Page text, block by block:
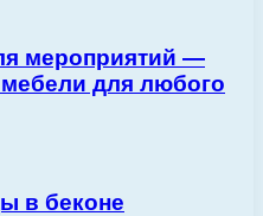
мероприятий —
для любого
в беконе